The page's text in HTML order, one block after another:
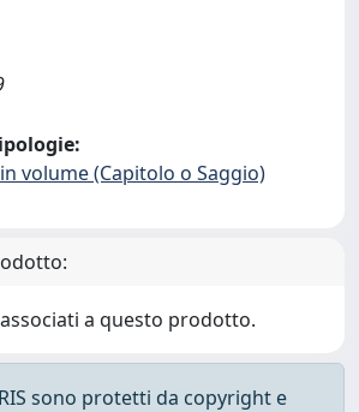
volume (Capitolo o Saggio)
a questo prodotto.
sono protetti da copyright e